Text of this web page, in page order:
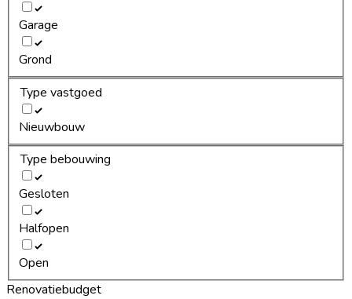
Garage
Grond
Type vastgoed
Nieuwbouw
Type bebouwing
Gesloten
Halfopen
Open
Renovatiebudget